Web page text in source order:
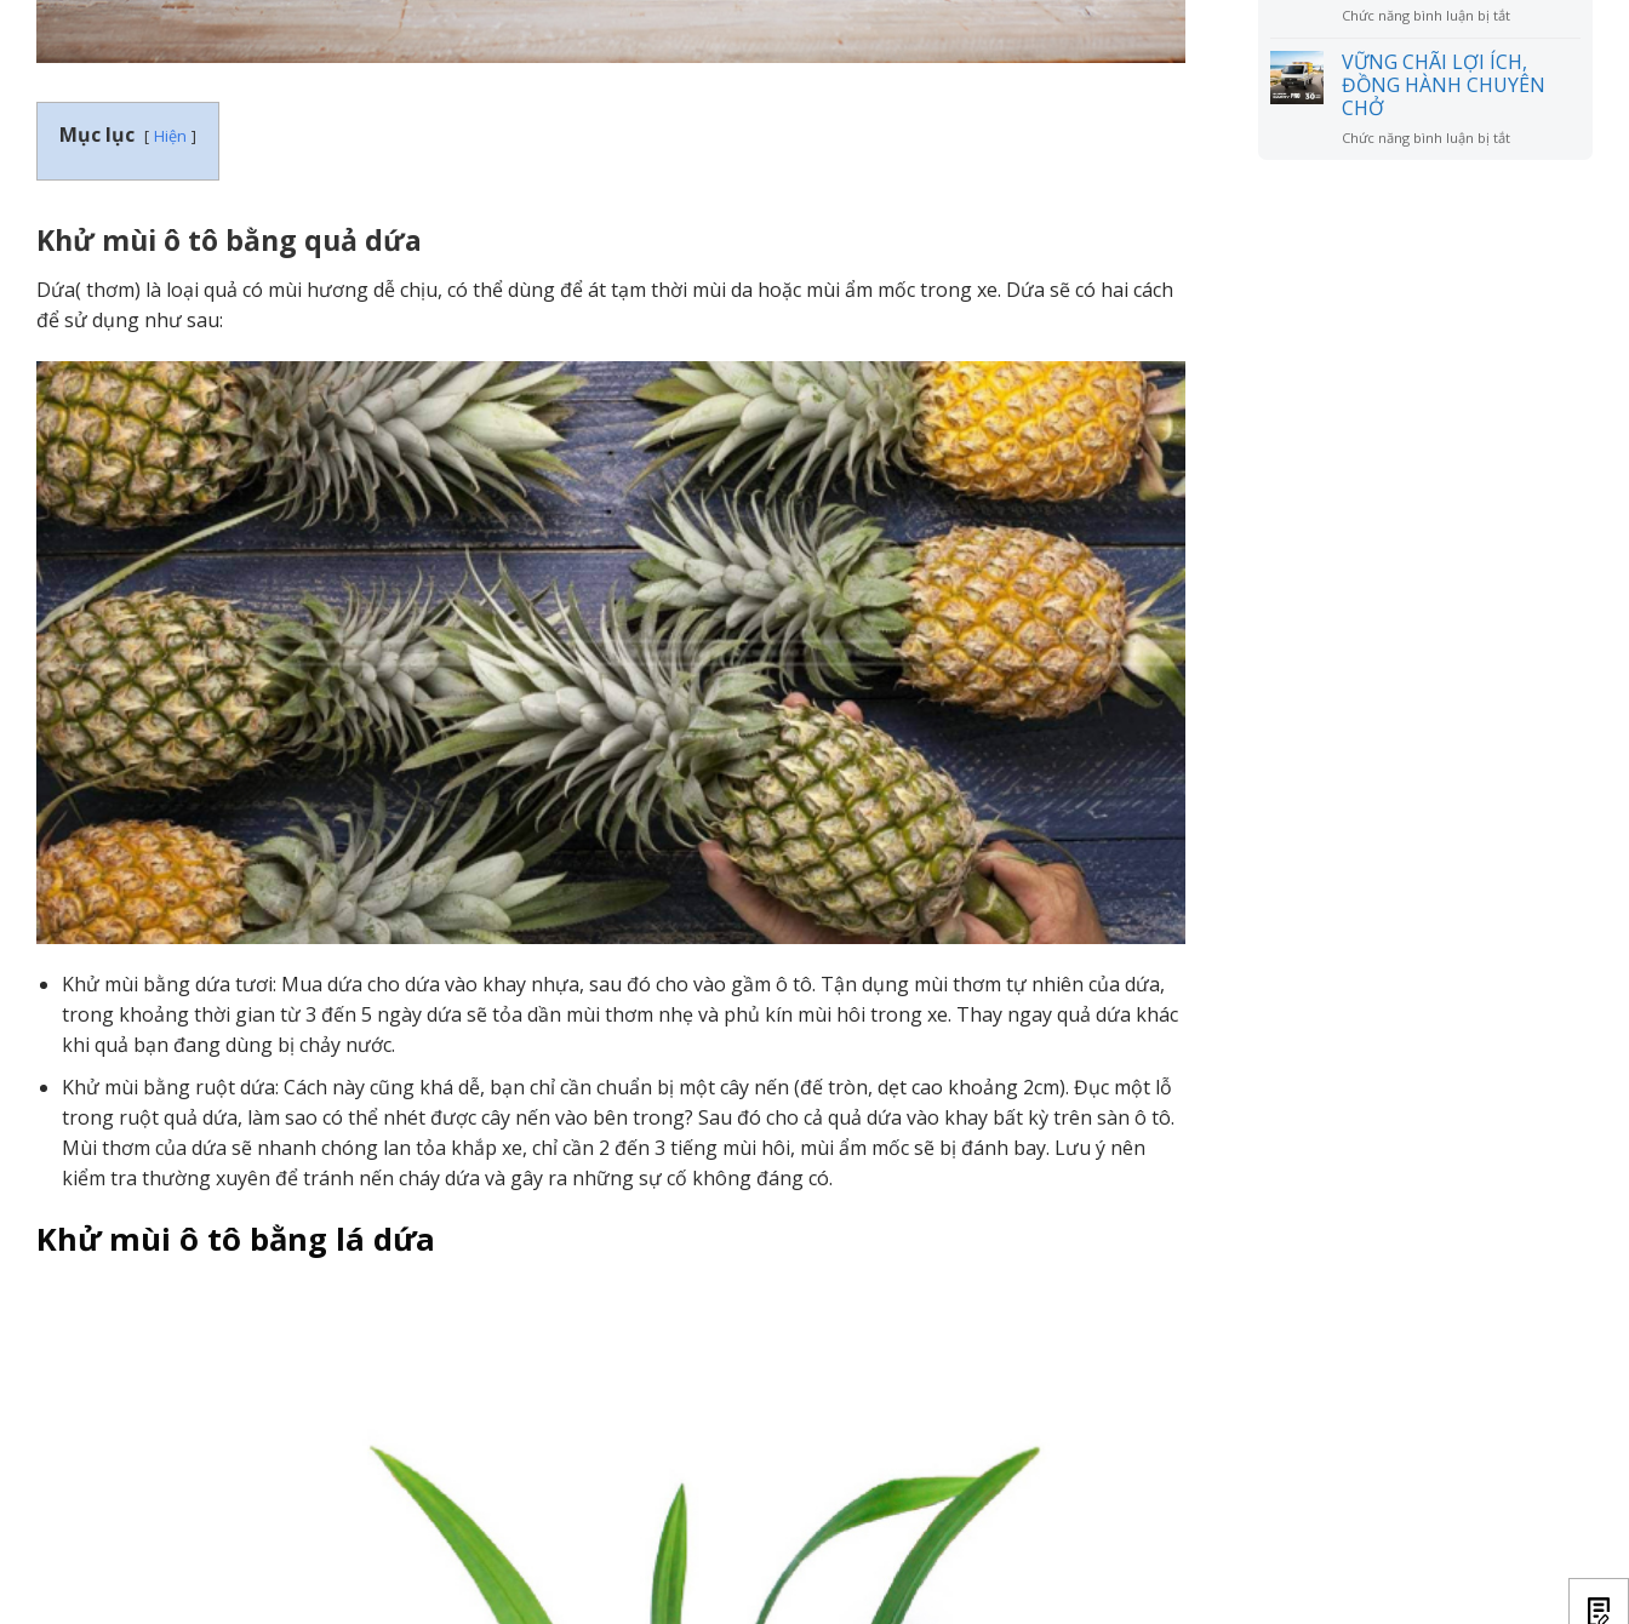
Mục lục Hiện
Khử mùi ô tô bằng quả dứa
Dứa( thơm) là loại quả có mùi hương dễ chịu, có thể dùng để át tạm thời mùi da hoặc mùi ẩm mốc trong xe. Dứa sẽ có hai cách
để sử dụng như sau:
Khử mùi bằng dứa tươi: Mua dứa cho dứa vào khay nhựa, sau đó cho vào gầm ô tô. Tận dụng mùi thơm tự nhiên của dứa,
trong khoảng thời gian từ 3 đến 5 ngày dứa sẽ tỏa dần mùi thơm nhẹ và phủ kín mùi hôi trong xe. Thay ngay quả dứa khác
khi quả bạn đang dùng bị chảy nước.
Khử mùi bằng ruột dứa: Cách này cũng khá dễ, bạn chỉ cần chuẩn bị một cây nến (đế tròn, dẹt cao khoảng 2cm). Đục một lỗ
trong ruột quả dứa, làm sao có thể nhét được cây nến vào bên trong? Sau đó cho cả quả dứa vào khay bất kỳ trên sàn ô tô.
Mùi thơm của dứa sẽ nhanh chóng lan tỏa khắp xe, chỉ cần 2 đến 3 tiếng mùi hôi, mùi ẩm mốc sẽ bị đánh bay. Lưu ý nên
kiểm tra thường xuyên để tránh nến cháy dứa và gây ra những sự cố không đáng có.
Khử mùi ô tô bằng lá dứa
Chức năng bình luận bị tắtở
MỪNG
ANH
LÊ
DŨNG
VỮNG CHÃI LỢI ÍCH,
ĐỒNG HÀNH CHUYÊN
CHỞ
Chức năng bình luận bị tắtở